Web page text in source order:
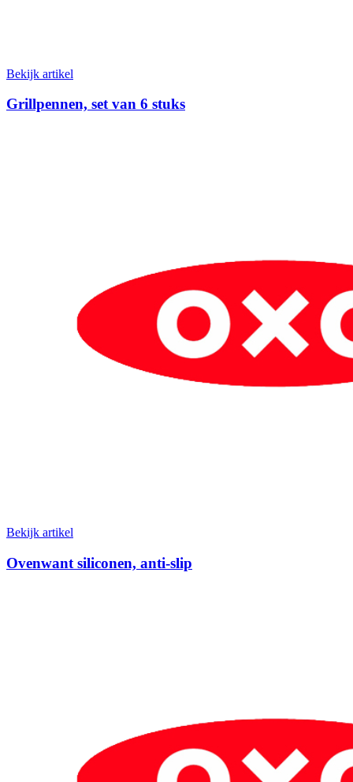
Bekijk artikel
Grillpennen, set van 6 stuks
Bekijk artikel
Ovenwant siliconen, anti-slip